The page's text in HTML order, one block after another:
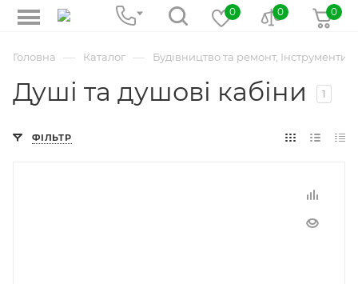
0
0 0
Головна — Каталог — Будівництво та ремонт, Інструменти
Душі та душові кабіни 1
ФІЛЬТР